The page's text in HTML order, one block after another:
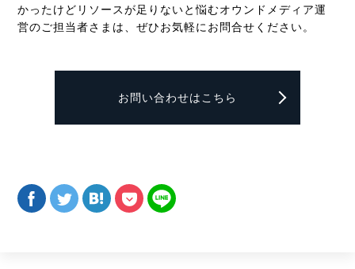
かったけどリソースが足りないと悩むオウンドメディア運
営のご担当者さまは、ぜひお気軽にお問合せください。
お問い合わせはこちら